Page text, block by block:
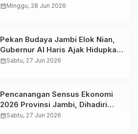
Tabuik 2026 di Pantai Gandoriah
calendar_monthMinggu, 28 Jun 2026
Pekan Budaya Jambi Elok Nian,
Gubernur Al Haris Ajak Hidupkan
Taman Mini Melayu Jambi
calendar_monthSabtu, 27 Jun 2026
Pencanangan Sensus Ekonomi
2026 Provinsi Jambi, Dihadiri
Wakil Kepala BPS RI dan Gubernur
calendar_monthSabtu, 27 Jun 2026